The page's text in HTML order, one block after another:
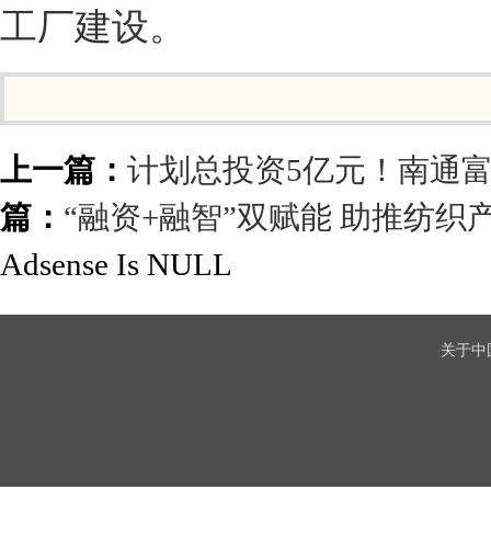
工厂建设。
上一篇： 计划总投资5亿元！南通
篇： “融资+融智”双赋能 助推纺织
Adsense Is NULL
关于中